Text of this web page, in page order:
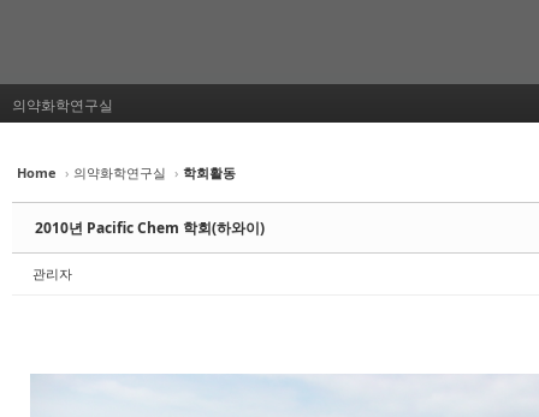
의약화학연구실
Home › 의약화학연구실 › 학회활동
2010년 Pacific Chem 학회(하와이)
관리자